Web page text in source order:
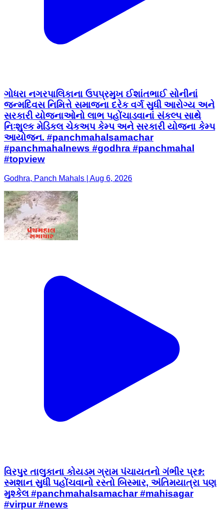
ગોધરા નગરપાલિકાના ઉપપ્રમુખ ઈશાંતભાઈ સોનીનાં
જન્મદિવસ નિમિત્તે સમાજના દરેક વર્ગ સુધી આરોગ્ય અને
સરકારી યોજનાઓનો લાભ પહોંચાડવાનાં સંકલ્પ સાથે
નિઃશુલ્ક મેડિકલ ચેકઅપ કેમ્પ અને સરકારી યોજના કેમ્પ
આયોજન. #panchmahalsamachar
#panchmahalnews #godhra #panchmahal
#topview
Godhra, Panch Mahals | Aug 6, 2026
વિરપુર તાલુકાના કોયડમ ગ્રામ પંચાયતનો ગંભીર પ્રશ્ન:
સ્મશાન સુધી પહોંચવાનો રસ્તો બિસ્માર, અંતિમયાત્રા પણ
મુશ્કેલ #panchmahalsamachar #mahisagar
#virpur #news